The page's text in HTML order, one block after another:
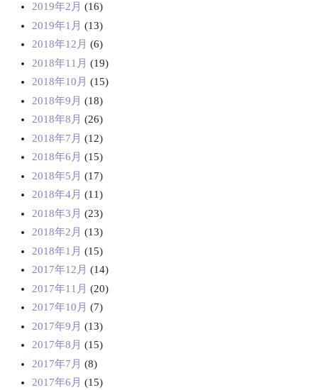
2019年2月 (16)
2019年1月 (13)
2018年12月 (6)
2018年11月 (19)
2018年10月 (15)
2018年9月 (18)
2018年8月 (26)
2018年7月 (12)
2018年6月 (15)
2018年5月 (17)
2018年4月 (11)
2018年3月 (23)
2018年2月 (13)
2018年1月 (15)
2017年12月 (14)
2017年11月 (20)
2017年10月 (7)
2017年9月 (13)
2017年8月 (15)
2017年7月 (8)
2017年6月 (15)